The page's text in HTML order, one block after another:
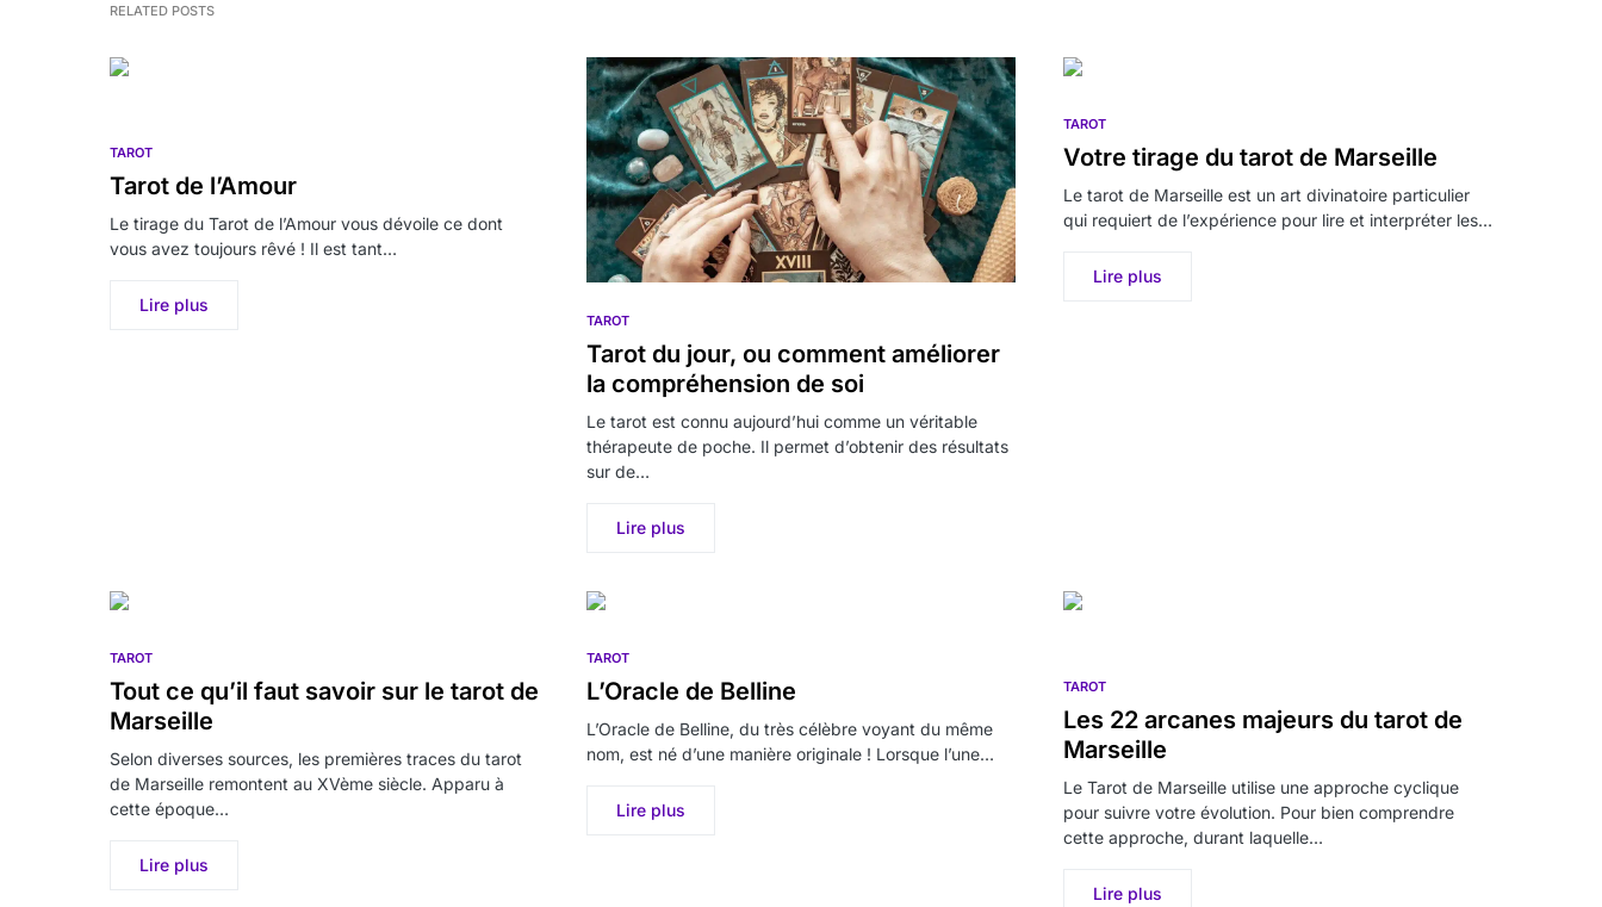
RELATED POSTS
TAROT
Tarot de l’Amour
Le tirage du Tarot de l’Amour vous dévoile ce dont
vous avez toujours rêvé ! Il est tant…
Lire plus
TAROT
Tarot du jour, ou comment améliorer
la compréhension de soi
Le tarot est connu aujourd’hui comme un véritable
thérapeute de poche. Il permet d’obtenir des résultats
sur de…
Lire plus
TAROT
Votre tirage du tarot de Marseille
Le tarot de Marseille est un art divinatoire particulier
qui requiert de l’expérience pour lire et interpréter les…
Lire plus
TAROT
Tout ce qu’il faut savoir sur le tarot de
Marseille
Selon diverses sources, les premières traces du tarot
de Marseille remontent au XVème siècle. Apparu à
cette époque…
Lire plus
TAROT
L’Oracle de Belline
L’Oracle de Belline, du très célèbre voyant du même
nom, est né d’une manière originale ! Lorsque l’une…
Lire plus
TAROT
Les 22 arcanes majeurs du tarot de
Marseille
Le Tarot de Marseille utilise une approche cyclique
pour suivre votre évolution. Pour bien comprendre
cette approche, durant laquelle…
Lire plus